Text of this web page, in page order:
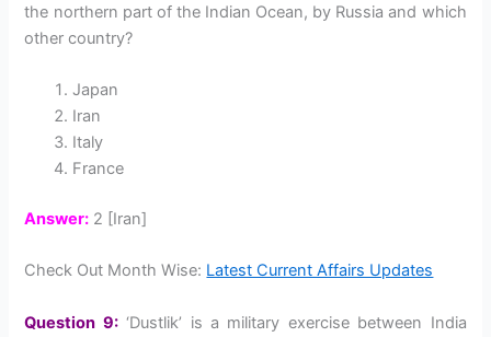
the northern part of the Indian Ocean, by Russia and which
other country?
Japan
Iran
Italy
France
Answer: 2 [Iran]
Check Out Month Wise: Latest Current Affairs Updates
Question 9:‘Dustlik’ is a military exercise between India